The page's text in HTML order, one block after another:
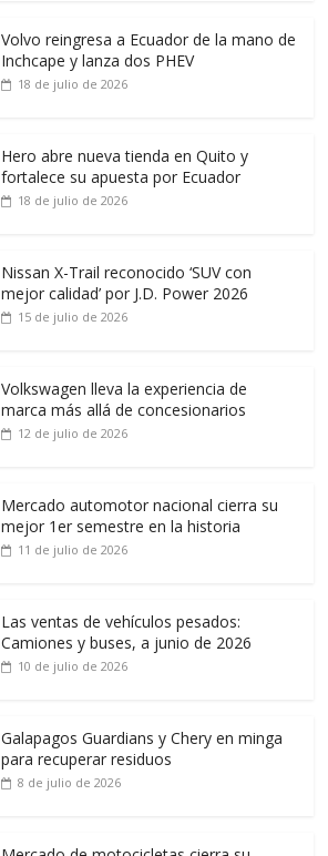
Volvo reingresa a Ecuador de la mano de
Inchcape y lanza dos PHEV
18 de julio de 2026
Hero abre nueva tienda en Quito y
fortalece su apuesta por Ecuador
18 de julio de 2026
Nissan X-Trail reconocido ‘SUV con
mejor calidad’ por J.D. Power 2026
15 de julio de 2026
Volkswagen lleva la experiencia de
marca más allá de concesionarios
12 de julio de 2026
Mercado automotor nacional cierra su
mejor 1er semestre en la historia
11 de julio de 2026
Las ventas de vehículos pesados:
Camiones y buses, a junio de 2026
10 de julio de 2026
Galapagos Guardians y Chery en minga
para recuperar residuos
8 de julio de 2026